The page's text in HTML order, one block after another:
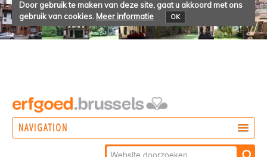
Door gebruik te maken van deze site, gaat u akkoord met ons
gebruik van cookies. Meer informatie OK
NAVIGATION
Zoek